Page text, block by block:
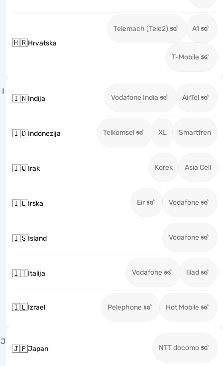
🇭🇷Hrvatska
Telemach (Tele2) A1
T-Mobile
I
🇮🇳Indija Vodafone India AirTel
🇮🇩Indonezija Telkomsel XL Smartfren
🇮🇶Irak Korek Asia Cell
🇮🇪Irska Eir Vodafone
🇮🇸Island Vodafone
🇮🇹Italija Vodafone Iliad
🇮🇱Izrael Pelephone Hot Mobile
J
🇯🇵Japan NTT docomo